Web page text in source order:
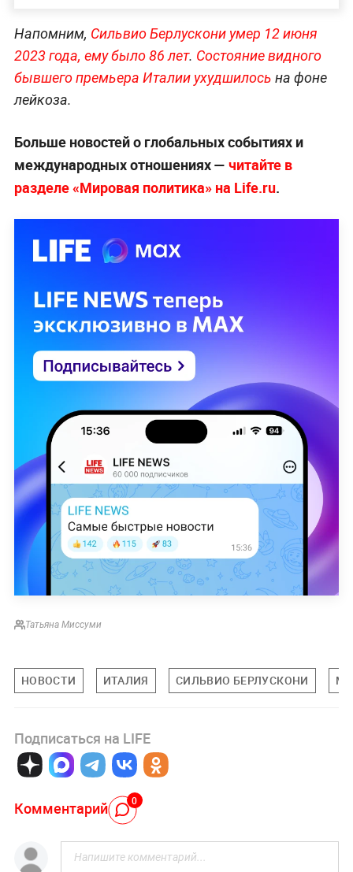
Напомним, Сильвио Берлускони умер 12 июня
2023 года, ему было 86 лет. Состояние видного
бывшего премьера Италии ухудшилось на фоне
лейкоза.
Больше новостей о глобальных событиях и
международных отношениях — читайте в
разделе «Мировая политика» на Life.ru.
Татьяна Миссуми
НОВОСТИ ИТАЛИЯ СИЛЬВИО БЕРЛУСКОНИ
Подписаться на LIFE
Комментарий 0